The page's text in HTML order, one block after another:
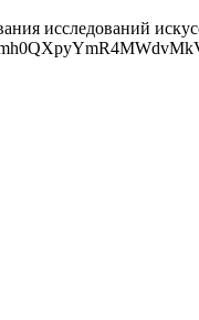
исследований